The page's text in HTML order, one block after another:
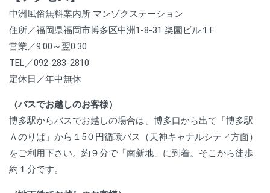
中洲風俗無料案内所 マンゾクステーション
住所／福岡県福岡市博多区中洲1-8-31 楽園ビル１F
営業／9:00～翌0:30
TEL／092-283-2810
定休日／年中無休
（バスでお越しのお客様）
博多駅からバスでお越しの場合は、博多口から出て「博多駅
Ａのりば」から１5０円循環バス（天神キャナルシティ方面）
をご利用下さい。約９分で「南新地」に到着。そこから徒歩
約１分です。